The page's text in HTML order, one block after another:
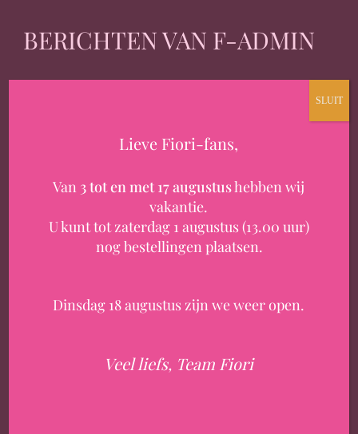
BERICHTEN VAN F-ADMIN
IN DE MEDIA
Lieve Fiori-fans,
Van 3 tot en met 17 augustushebben wij
vakantie.
U kunt tot zaterdag 1 augustus (13.00 uur)
nog bestellingen plaatsen.
Dinsdag 18 augustus zijn we weer open.
Veel liefs, Team Fiori
SLUIT